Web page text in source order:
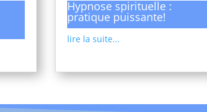
Hypnose spirituelle :
pratique puissante!
lire la suite...